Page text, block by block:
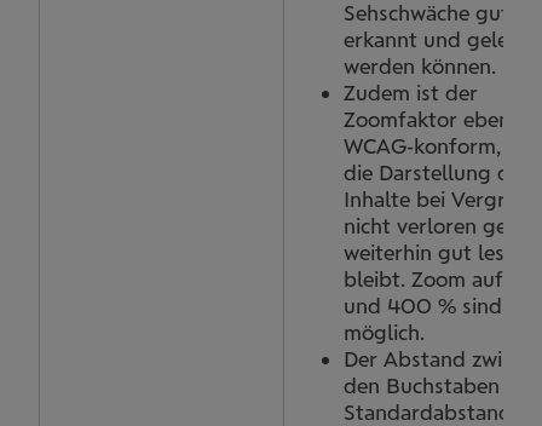
Sehschwäche gut
erkannt und gelesen
werden können.
Zudem ist der
Zoomfaktor
WCAG-konform,
die Darstellung der
Inhalte bei
nicht verloren geht
weiterhin gut lesbar
bleibt. Zoom auf
und 400 % sind
möglich.
Der Abstand
den Buchstaben ist
Standardabstand.